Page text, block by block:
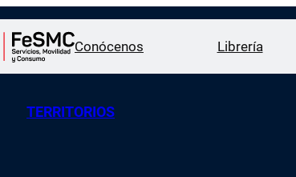
Conócenos Librería
TERRITORIOS